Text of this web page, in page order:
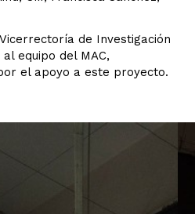
de Investigación
equipo del MAC,
el apoyo a este proyecto.